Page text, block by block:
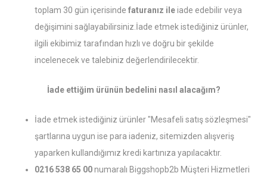
toplam 30 gün içerisindefaturanız ileiade edebilir veya
değişimini sağlayabilirsiniz.İade etmek istediğiniz ürünler,
ilgili ekibimiz tarafından hızlı ve doğru bir şekilde
incelenecek ve talebiniz değerlendirilecektir.
İade ettiğim ürünün bedelini nasıl alacağım?
İade etmek istediğiniz ürünler "Mesafeli satış sözleşmesi"
şartlarına uygun ise para iadeniz, sitemizden alışveriş
yaparken kullandığımız kredi kartınıza yapılacaktır.
0216 538 65 00numaralı Biggshopb2b Müşteri Hizmetleri